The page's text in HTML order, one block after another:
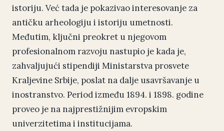
istoriju. Već tada je pokazivao interesovanje za
antičku arheologiju i istoriju umetnosti.
Međutim, ključni preokret u njegovom
profesionalnom razvoju nastupio je kada je,
zahvaljujući stipendiji Ministarstva prosvete
Kraljevine Srbije, poslat na dalje usavršavanje u
inostranstvo. Period između 1894. i 1898. godine
proveo je na najprestižnijim evropskim
univerzitetima i institucijama.